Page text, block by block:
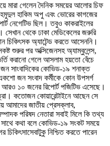
মারা গেলেন দৈনিক সময়ের আলোর চিফ
হাকিম অপু এবং ভোরের কাগজের
নেগেটিভ ছিল। তবুও কাকরাইলের
সেখান থেকে ঢাকা মেডিকেলের জরুরি
চিকিৎসক অ্যাটেন্ড করতে আসেননি।
শুরুর পর অক্সিজেনসহ অ্যাম্বুলেন্স,
করানো গেলে আসলাম হয়তো বেঁচে
সাংবাদিকের কোভিড-১৯ শনাক্ত
জন সংবাদ কর্মীকে কোন উপসর্গ
আরও ১০ জনের রিপোর্ট পজিটিভ এসেছে।
কতোজন কোয়ারেন্টাইনে আছেন সে
আমাদের জাতীয় প্রেসক্লাব,
পরিষদ নেতারা সবাই মিলে কি তথ্য
সাথে কথা বলে কোভিড-১৯ সংকট সময়ে
চিকিৎসাসেবাটুকু নিশ্চিত করতে পারেন